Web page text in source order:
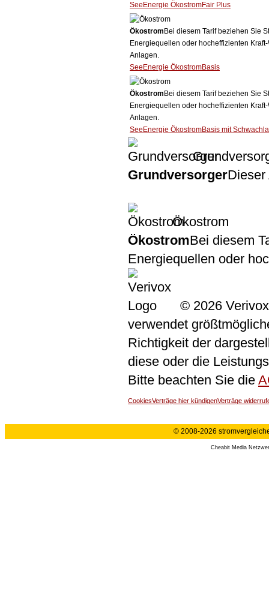
SeeEnergie ÖkostromFair Plus
Ökostrom Bei diesem Tarif beziehen Sie
Energiequellen oder hocheffizienten
Anlagen.
SeeEnergie ÖkostromBasis
Ökostrom Bei diesem Tarif beziehen Sie
Energiequellen oder hocheffizienten
Anlagen.
SeeEnergie ÖkostromBasis mit
GrundversorgerDieser
Ökostrom
ÖkostromBei diesem
Energiequellen oder
© 2026
verwendet
Richtigkeit der
diese oder die
Bitte beachten Sie die
CookiesVerträge hier kündigenVerträge
© 2008-2026
Cheabit Media